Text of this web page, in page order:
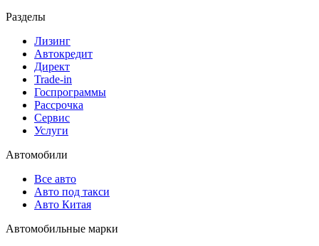
Разделы
Лизинг
Автокредит
Директ
Trade-in
Госпрограммы
Рассрочка
Сервис
Услуги
Автомобили
Все авто
Авто под такси
Авто Китая
Автомобильные марки